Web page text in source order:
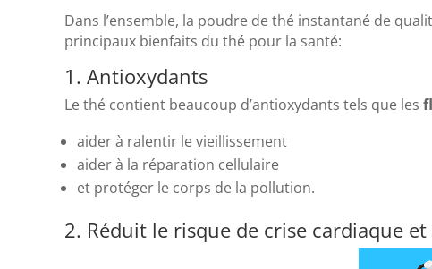
Dans l’ensemble, la poudre de thé instantané de
principaux bienfaits du thé pour la santé:
1. Antioxydants
Le thé contient beaucoup d’antioxydants tels que les
aider à ralentir le vieillissement
aider à la réparation cellulaire
et protéger le corps de la pollution.
2. Réduit le risque de crise cardiaque